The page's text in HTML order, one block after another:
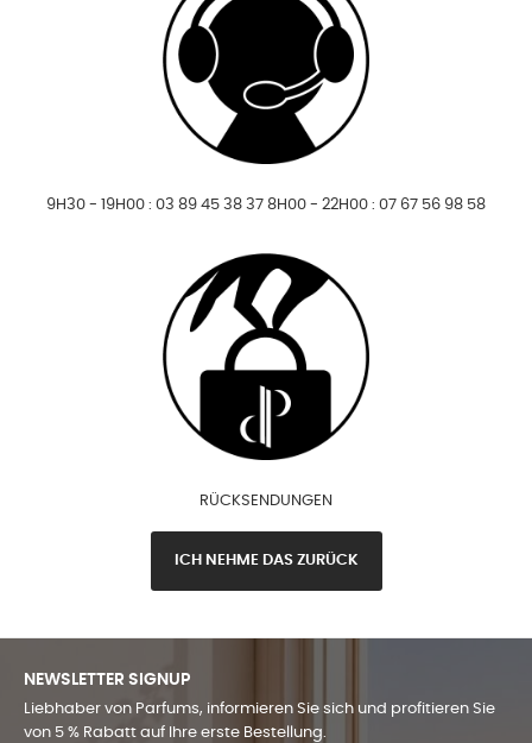
9H30 - 19H00 : 03 89 45 38 37 8H00 - 22H00 : 07 67 56 98 58
RÜCKSENDUNGEN
ICH NEHME DAS ZURÜCK
NEWSLETTER SIGNUP
Liebhaber von Parfums, informieren Sie sich und profitieren Sie
von 5 % Rabatt auf Ihre erste Bestellung.